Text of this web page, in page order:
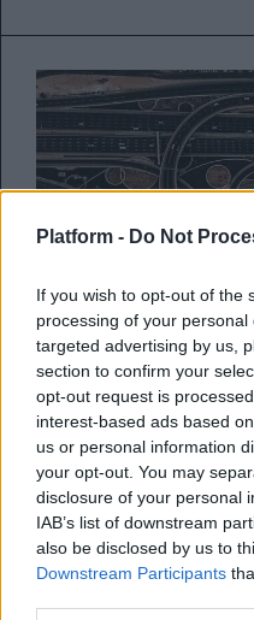
Platform - Do Not
If you wish to opt-out of the
processing of your
targeted advertising by us,
section to confirm your
opt-out request is
interest-based ads based
us or personal information
your opt-out. You may
disclosure of your personal
IAB’s list of downstream
also be disclosed by us to
Downstream Participants
Ένα online
αληθινά
κόλασης» που
δυστοπικά
Όλες οι
καταγράφουν τις
κόλασης που οι